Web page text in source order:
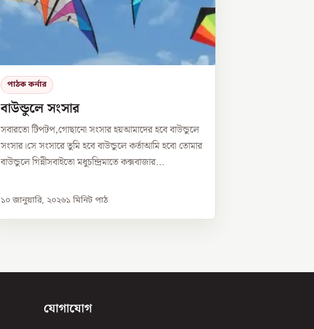
পাঠক কর্নার
বাউন্ডুলে সংসার
সবারতো টিপটপ,গোছানো সংসার হয়আমাদের হবে বাউন্ডুলে
সংসার।সে সংসারে তুমি হবে বাউন্ডুলে কর্তাআমি হবো তোমার
বাউন্ডুলে গিন্নীসবাইতো মধুচন্দ্রিমাতে কক্সবাজার...
১০ জানুয়ারি, ২০২৬১ মিনিট পাঠ
যোগাযোগ